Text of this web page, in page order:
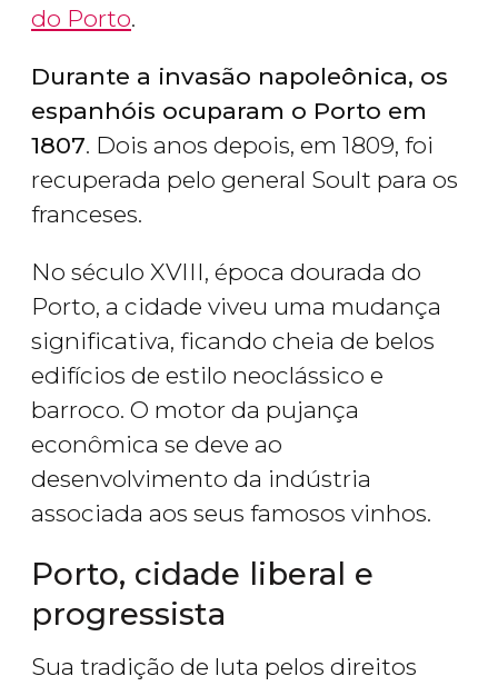
do Porto.
Durante a invasão napoleônica, os
espanhóis ocuparam o Porto em
1807. Dois anos depois, em 1809, foi
recuperada pelo general Soult para os
franceses.
No século XVIII, época dourada do
Porto, a cidade viveu uma mudança
significativa, ficando cheia de belos
edifícios de estilo neoclássico e
barroco. O motor da pujança
econômica se deve ao
desenvolvimento da indústria
associada aos seus famosos vinhos.
Porto, cidade liberal e
progressista
Sua tradição de luta pelos direitos